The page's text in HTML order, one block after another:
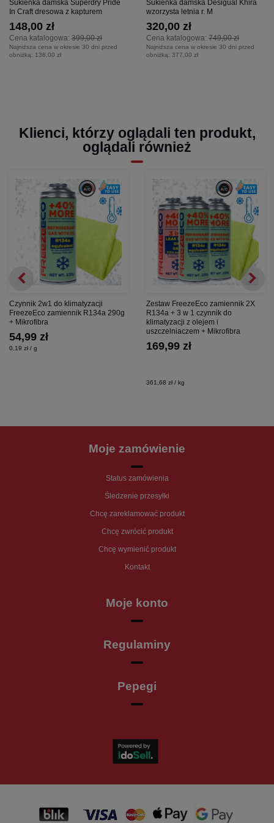
Sukienka damska Superdry Pride
In Craft dresowa z kapturem
Cena katalogowa: 399,00 zł
148,00 zł
Najniższa cena w okresie 30 dni przed
obniżką: 138,00 zł
Sukienka damska Desigual Khira
wzorzysta letnia r. M
Cena katalogowa: 749,00 zł
320,00 zł
Najniższa cena w okresie 30 dni przed
obniżką: 377,00 zł
Klienci, którzy oglądali ten produkt,
oglądali również
Czynnik 2w1 do klimatyzacji
FreezeEco zamiennik R134a 290g
+ Mikrofibra
54,99 zł
0,19 zł / g
Zestaw FreezeEco zamiennik 2X
R134a + 3 w 1 czynnik do
klimatyzacji z olejem i
uszczelniaczem + Mikrofibra
169,99 zł
361,68 zł / kg
Moje zamówienie
Status zamówienia
Śledzenie przesyłki
Chcę zareklamować produkt
Chcę zwrócić produkt
Chcę wymienić produkt
Kontakt
Moje konto
Regulaminy
Pepegi